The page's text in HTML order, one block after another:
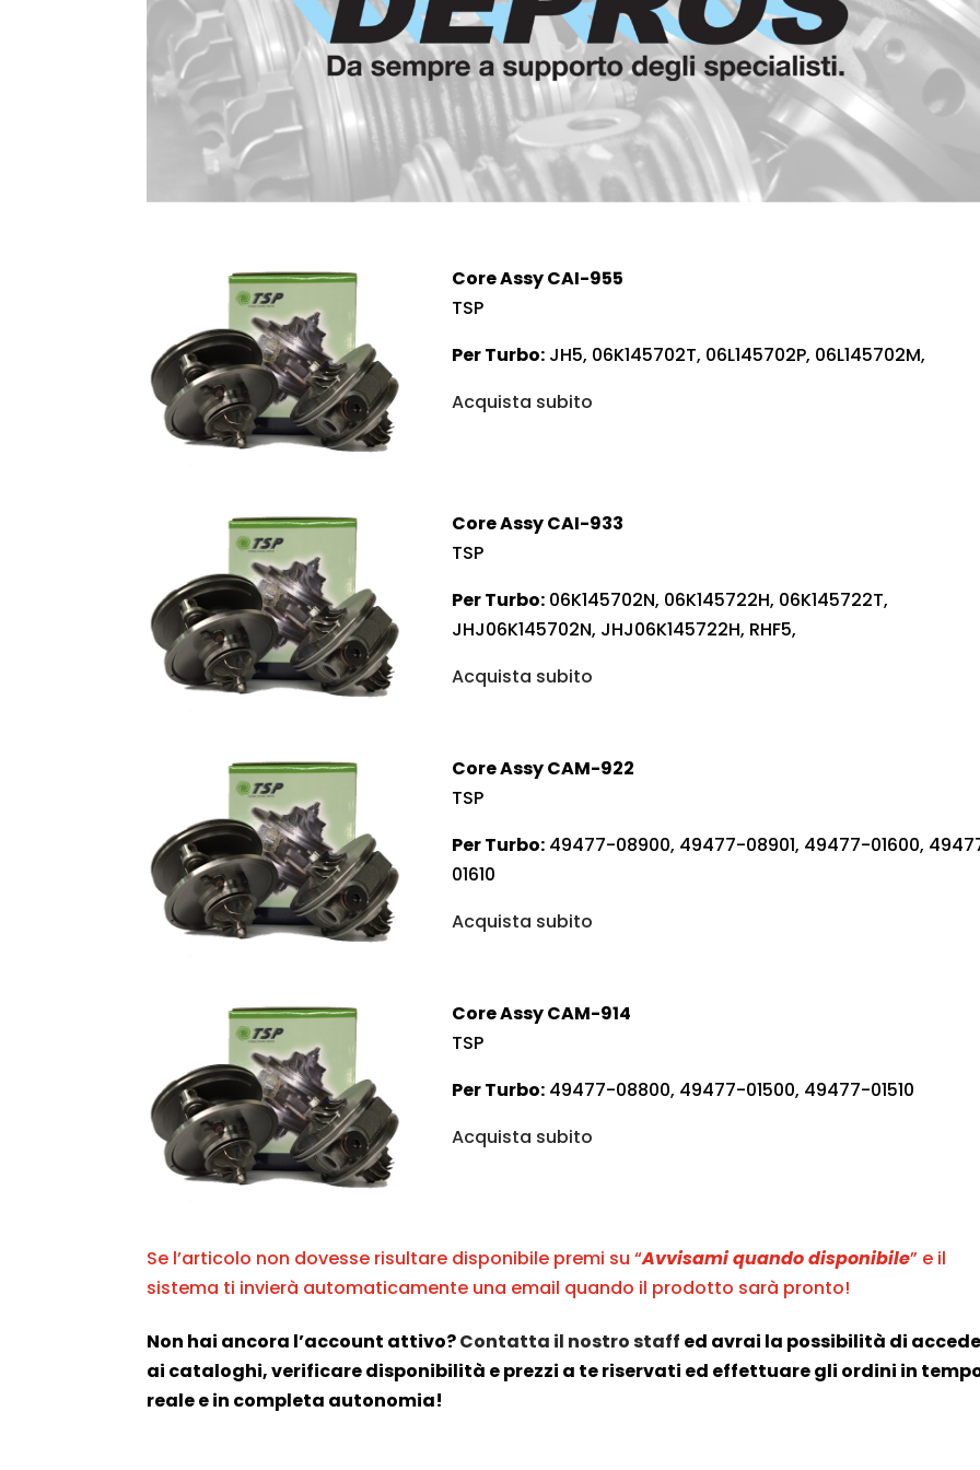
Core Assy CAI-955
TSP
Per Turbo:JH5, 06K145702T, 06L145702P, 06L145702M,
Acquista subito
Core Assy CAI-933
TSP
Per Turbo:06K145702N, 06K145722H, 06K145722T,
JHJ06K145702N, JHJ06K145722H, RHF5,
Acquista subito
Core Assy CAM-922
TSP
Per Turbo:49477-08900, 49477-08901, 49477-01600,
01610
Acquista subito
Core Assy CAM-914
TSP
Per Turbo:49477-08800, 49477-01500, 49477-01510
Acquista subito
Se l’articolo non dovesse risultare disponibile premi su “Avvisami quando disponibile” e il
sistema ti invierà automaticamente una email quando il prodotto sarà pronto!
Non hai ancora l’account attivo?Contatta il nostro staff ed avrai la possibilità di
ai cataloghi, verificare disponibilità e prezzi a te riservati ed effettuare gli ordini in
reale e in completa autonomia!